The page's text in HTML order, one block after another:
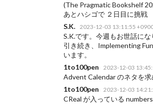
(The Pragmatic Bookshelf
あとハシゴで ２日目に挑戦
S.K.
2023-12-03 13:11:55
S.K.です。今週もお世話に
引き続き、Implementing
います。
1to100pen
2023-12-03
Advent Calendar のネタを
1to100pen
2023-12-03
CReal が入っている